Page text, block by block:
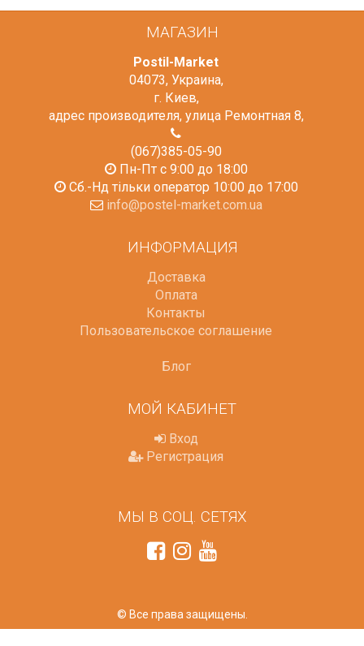
МАГАЗИН
Postil-Market
04073, Украина,
г. Киев,
адрес производителя, улица Ремонтная 8,
(067)385-05-90
Пн-Пт с 9:00 до 18:00
Сб.-Нд тільки оператор 10:00 до 17:00
info@postel-market.com.ua
ИНФОРМАЦИЯ
Доставка
Оплата
Контакты
Пользовательское соглашение
Блог
МОЙ КАБИНЕТ
Вход
Регистрация
МЫ В СОЦ. СЕТЯХ
© Все права защищены.